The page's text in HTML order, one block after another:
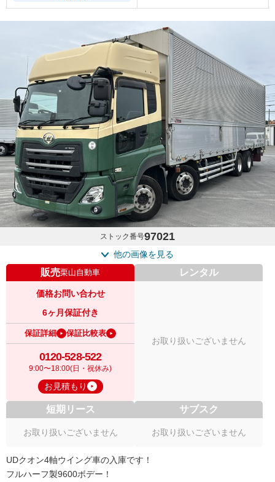
ストック番号97021
他の画像を見る
販売栗山自動車
価格お問い合わせ
6ヶ月保証付き
保証詳細 保証比較表
0120-528-522
9:00〜18:00(日・祝休み)
お見積もり
レンタル
お取り扱いございません
短期リース
お取り扱いございません
サブスク
お取り扱いございません
UDクオン4軸ウイング車の入庫です！
フルハーフ製9600ボデー！